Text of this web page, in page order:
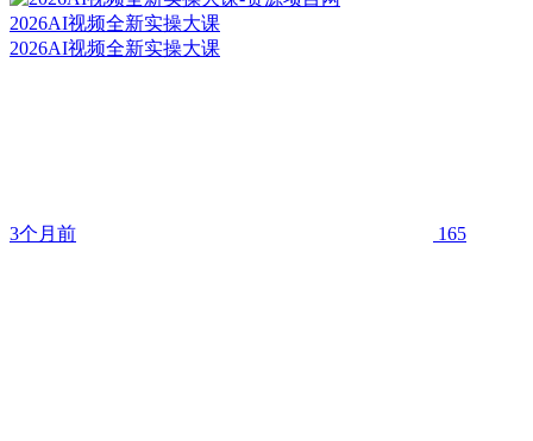
2026AI视频全新实操大课
2026AI视频全新实操大课
3个月前 165